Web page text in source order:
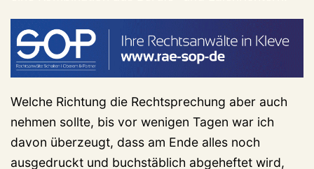
Welche Richtung die Rechtsprechung aber auch
nehmen sollte, bis vor wenigen Tagen war ich
davon überzeugt, dass am Ende alles noch
ausgedruckt und buchstäblich abgeheftet wird,